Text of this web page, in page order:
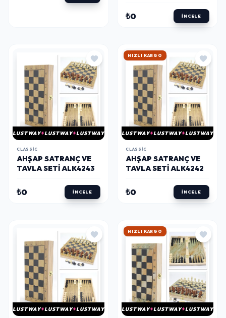
₺0 İNCELE
LUSTWAY LUSTWAY LUSTWAY
CLASSIC
AHŞAP SATRANÇ VE
TAVLA SETI ALK4243
₺0 İNCELE
HIZLI KARGO
LUSTWAY LUSTWAY LUSTWAY
CLASSIC
AHŞAP SATRANÇ VE
TAVLA SETI ALK4242
₺0 İNCELE
LUSTWAY LUSTWAY LUSTWAY
HIZLI KARGO
LUSTWAY LUSTWAY LUSTWAY